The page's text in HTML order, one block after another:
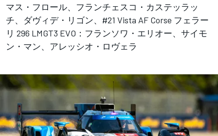
マス・フロール、フランチェスコ・カステッラッ
チ、ダヴィデ・リゴン、#21 Vista AF Corse フェラー
リ 296 LMGT3 EVO：フランソワ・エリオー、サイモ
ン・マン、アレッシオ・ロヴェラ